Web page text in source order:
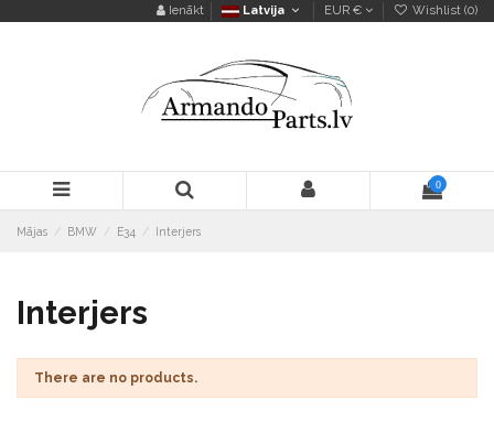
Ienākt Latvija EUR € Wishlist (0)
0
Mājas BMW E34 Interjers
Interjers
There are no products.